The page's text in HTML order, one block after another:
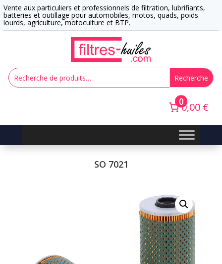
Vente aux particuliers et professionnels de filtration, lubrifiants,
batteries et outillage pour automobiles, motos, quads, poids
lourds, agriculture, motoculture et BTP.
Recherche
00,00 €
SO 7021